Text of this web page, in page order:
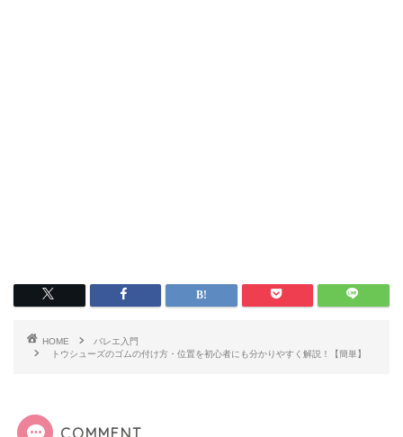
HOME
バレエ入門
トウシューズのゴムの付け方・位置を初心者にも分かりやすく解説！【簡単】